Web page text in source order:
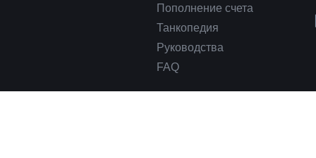
Пополнение счета
Танкопедия
Руководства
FAQ